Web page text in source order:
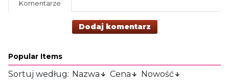
Komentarze
Dodaj komentarz
Popular Items
Sortuj według: Nazwa Cena Nowość